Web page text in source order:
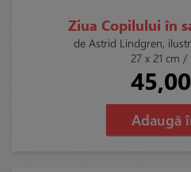
Ziua Copilului în
de Astrid Lindgren,
27 x 21 cm /
Adaugă